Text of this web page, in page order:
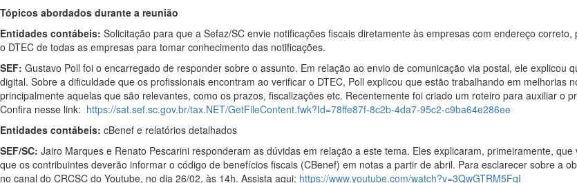
Tópicos abordados durante a reunião
Entidades contábeis: Solicitação para que a Sefaz/SC envie notificações fiscais diretamente às empresas com endereço
o DTEC de todas as empresas para tomar conhecimento das notificações.
SEF: Gustavo Poll foi o encarregado de responder sobre o assunto. Em relação ao envio de comunicação via postal, ele
digital. Sobre a dificuldade que os profissionais encontram ao verificar o DTEC, Poll explicou que estão trabalhando em melhorias
principalmente aquelas que são relevantes, como os prazos, fiscalizações etc. Recentemente foi criado um roteiro para auxiliar o
Confira nesse link: https://sat.sef.sc.gov.br/tax.NET/GetFileContent.fwk?Id=78ffe87f-8c2b-4da7-95c2-c9ba64e286ee
Entidades contábeis: cBenef e relatórios detalhados
SEF/SC: Jairo Marques e Renato Pescarini responderam as dúvidas em relação a este tema. Eles explicaram, primeiramente,
que os contribuintes deverão informar o código de benefícios fiscais (CBenef) em notas a partir de abril. Para esclarecer sobre a
no canal do CRCSC do Youtube, no dia 26/02, às 14h. Assista aqui: https://www.youtube.com/watch?v=3QwGTRM5FqI